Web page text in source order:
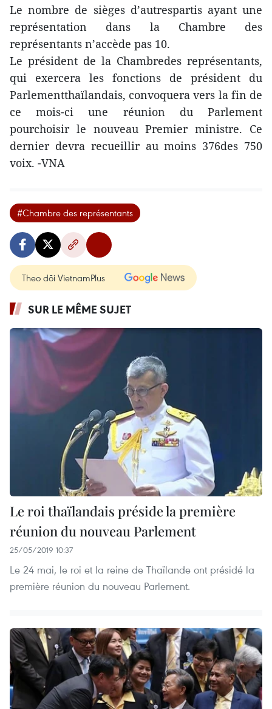
Le nombre de sièges d’autrespartis ayant une
représentation dans la Chambre des
représentants n’accède pas 10.
Le président de la Chambredes représentants,
qui exercera les fonctions de président du
Parlementthaïlandais, convoquera vers la fin de
ce mois-ci une réunion du Parlement
pourchoisir le nouveau Premier ministre. Ce
dernier devra recueillir au moins 376des 750
voix. -VNA
#Chambre des représentants
Theo dõi VietnamPlus
SUR LE MÊME SUJET
Le roi thaïlandais préside la première
réunion du nouveau Parlement
25/05/2019 10:37
Le 24 mai, le roi et la reine de Thaïlande ont présidé la
première réunion du nouveau Parlement.